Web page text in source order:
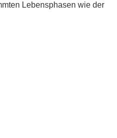
Lebensphasen wie der